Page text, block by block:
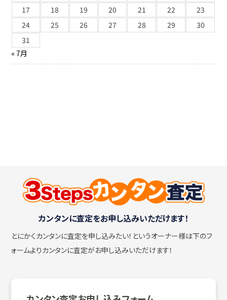
17
18 19 20 21 22
23
24
25 26 27 28 29
30
31
« 7月
カンタンに査定をお申し込みいただけます！
とにかくカンタンに査定を申し込みたい！ というオーナー様は下のフ
ォームよりカンタンに査定がお申し込みいただけます！